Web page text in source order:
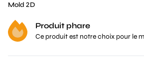
Mold 2D
Produit phare
Ce produit est notre choix pour le